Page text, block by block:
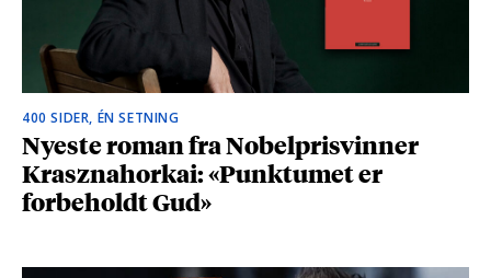
400 SIDER, ÉN SETNING
Nyeste roman fra Nobelprisvinner
Krasznahorkai: «Punktumet er
forbeholdt Gud»